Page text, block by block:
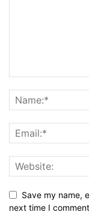
Save my name,
next time I